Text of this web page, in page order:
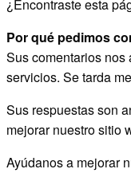
¿Encontraste esta
Por qué pedimos
Sus comentarios nos
servicios. Se tarda
Sus respuestas son
mejorar nuestro sitio
Ayúdanos a mejorar